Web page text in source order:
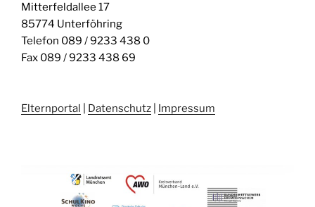
Mitterfeldallee 17
85774 Unterföhring
Telefon 089 / 9233 438 0
Fax 089 / 9233 438 69
Elternportal Datenschutz Impressum